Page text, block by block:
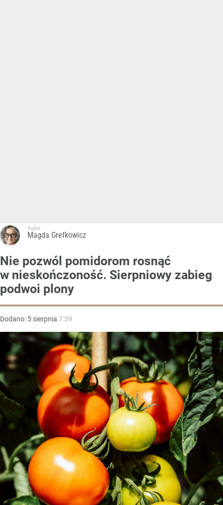
Autor:
Magda Grefkowicz
Nie pozwól pomidorom rosnąć
w nieskończoność. Sierpniowy zabieg
podwoi plony
Dodano: 5 sierpnia 7:39